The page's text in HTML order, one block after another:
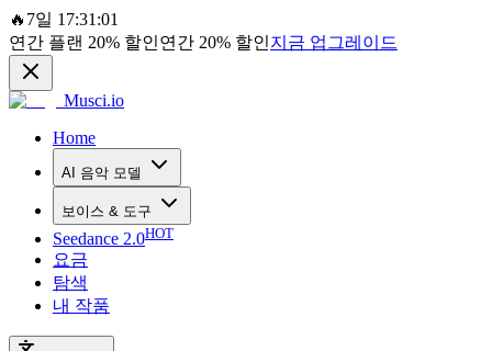
🔥 7일 17:31:01
연간 플랜 20% 할인연간 20% 할인지금 업그레이드
Musci.io
Home
AI 음악 모델
보이스 & 도구
Seedance 2.0HOT
요금
탐색
내 작품